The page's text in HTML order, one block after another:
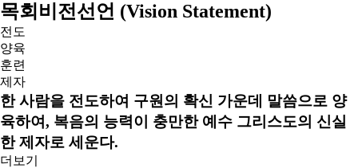
목회비전선언 (Vision Statement)
전도
양육
훈련
제자
한 사람을 전도하여 구원의 확신 가운데 말씀으로 양
육하여, 복음의 능력이 충만한 예수 그리스도의 신실
한 제자로 세운다.
더보기